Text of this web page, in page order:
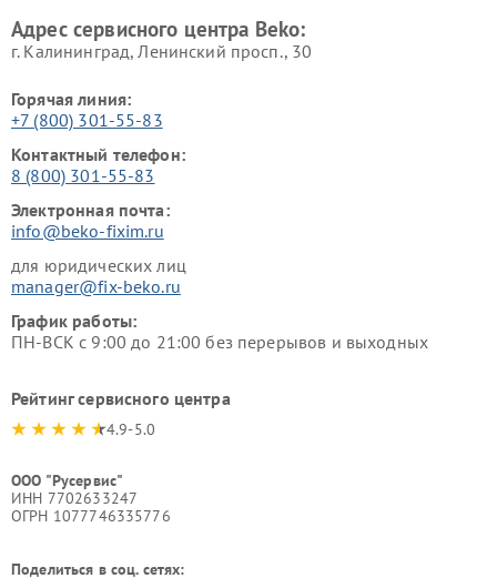
Адрес сервисного центра Beko:
г. Калининград, Ленинский просп., 30
Горячая линия:
+7 (800) 301-55-83
Контактный телефон:
8 (800) 301-55-83
Электронная почта:
info@beko-fixim.ru
для юридических лиц
manager@fix-beko.ru
График работы:
ПН-ВСК с 9:00 до 21:00 без перерывов и выходных
Рейтинг сервисного центра
4.9-5.0
ООО "Русервис"
ИНН 7702633247
ОГРН 1077746335776
Поделиться в соц. сетях: